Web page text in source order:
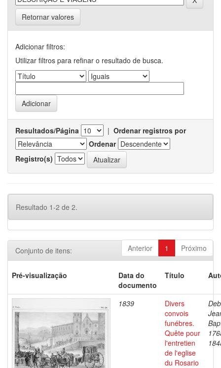
Retornar valores
Adicionar filtros:
Utilizar filtros para refinar o resultado de busca.
Resultados/Página | Ordenar registros por
Ordenar
Registro(s)
Resultado 1-2 de 2.
Anterior 1 Próximo
Conjunto de itens:
Pré-visualização
Data do
documento
Título
1839
Divers
convois
funébres.
Quête pour
l'entretien
de l'eglise
du Rosario